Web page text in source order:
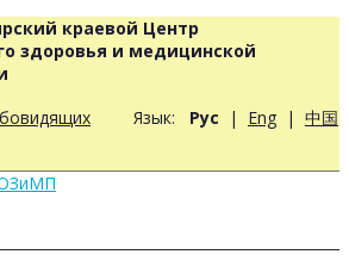
краевой Центр
здоровья и медицинской
Язык: Рус | Eng | 中国